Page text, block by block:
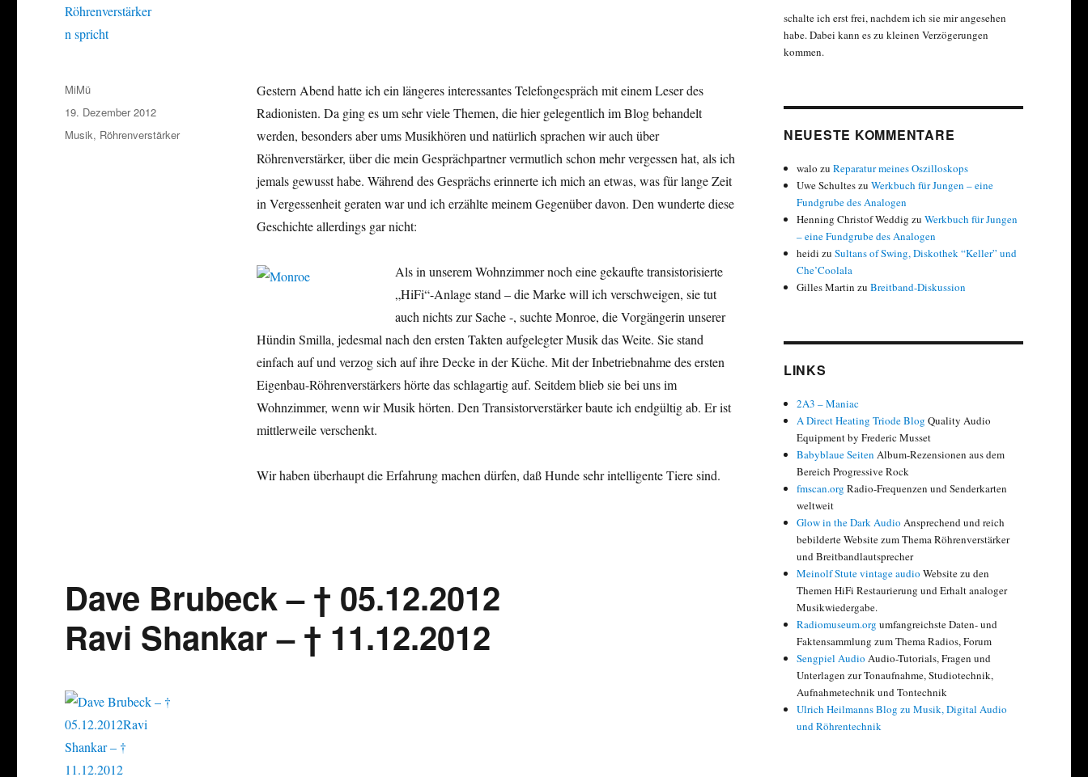
Gestern Abend hatte ich ein längeres interessantes Telefongespräch mit einem Leser des
Radionisten. Da ging es um sehr viele Themen, die hier gelegentlich im Blog behandelt
werden, besonders aber ums Musikhören und natürlich sprachen wir auch über
Röhrenverstärker, über die mein Gesprächpartner vermutlich schon mehr vergessen hat, als ich
jemals gewusst habe. Während des Gesprächs erinnerte ich mich an etwas, was für lange Zeit
in Vergessenheit geraten war und ich erzählte meinem Gegenüber davon. Den wunderte diese
Geschichte allerdings gar nicht:
Als in unserem Wohnzimmer noch eine gekaufte transistorisierte
„HiFi“-Anlage stand – die Marke will ich verschweigen, sie tut
auch nichts zur Sache -, suchte Monroe, die Vorgängerin unserer
Hündin Smilla, jedesmal nach den ersten Takten aufgelegter Musik das Weite. Sie stand
einfach auf und verzog sich auf ihre Decke in der Küche. Mit der Inbetriebnahme des ersten
Eigenbau-Röhrenverstärkers hörte das schlagartig auf. Seitdem blieb sie bei uns im
Wohnzimmer, wenn wir Musik hörten. Den Transistorverstärker baute ich endgültig ab. Er ist
mittlerweile verschenkt.
Wir haben überhaupt die Erfahrung machen dürfen, daß Hunde sehr intelligente Tiere sind.
Autor
MiMü
Veröffentlicht
am
19. Dezember 2012
Kategorien
Musik, Röhrenverstärker
Dave Brubeck – † 05.12.2012
Ravi Shankar – † 11.12.2012
schalte ich erst frei, nachdem ich sie mir angesehen
habe. Dabei kann es zu kleinen Verzögerungen
kommen.
NEUESTE KOMMENTARE
walo zuReparatur meines Oszilloskops
Uwe SchulteszuWerkbuch für Jungen – eine
Fundgrube des Analogen
Henning Christof Weddig zuWerkbuch für Jungen
– eine Fundgrube des Analogen
heidi zuSultans of Swing, Diskothek “Keller” und
Che’Coolala
Gilles Martin zuBreitband-Diskussion
LINKS
2A3 – Maniac
A Direct Heating Triode Blog Quality Audio
Equipment by Frederic Musset
Babyblaue Seiten Album-Rezensionen aus dem
Bereich Progressive Rock
fmscan.org Radio-Frequenzen und Senderkarten
weltweit
Glow in the Dark Audio Ansprechend und reich
bebilderte Website zum Thema Röhrenverstärker
und Breitbandlautsprecher
Meinolf Stute vintage audio Website zu den
Themen HiFi Restaurierung und Erhalt analoger
Musikwiedergabe.
Radiomuseum.org umfangreichste Daten- und
Faktensammlung zum Thema Radios, Forum
Sengpiel Audio Audio-Tutorials, Fragen und
Unterlagen zur Tonaufnahme, Studiotechnik,
Aufnahmetechnik und Tontechnik
Ulrich Heilmanns Blog zu Musik, Digital Audio
und Röhrentechnik